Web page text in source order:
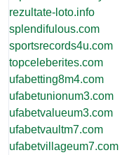
rezultate-loto.info
splendifulous.com
sportsrecords4u.com
topceleberites.com
ufabetting8m4.com
ufabetunionum3.com
ufabetvalueum3.com
ufabetvaultm7.com
ufabetvillageum7.com